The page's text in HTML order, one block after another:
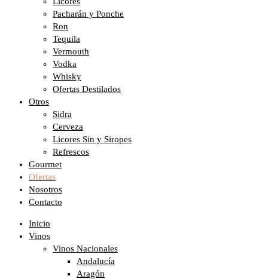
Pacharán y Ponche
Ron
Tequila
Vermouth
Vodka
Whisky
Ofertas Destilados
Otros
Sidra
Cerveza
Licores Sin y Siropes
Refrescos
Gourmet
Ofertas
Nosotros
Contacto
Inicio
Vinos
Vinos Nacionales
Andalucía
Aragón